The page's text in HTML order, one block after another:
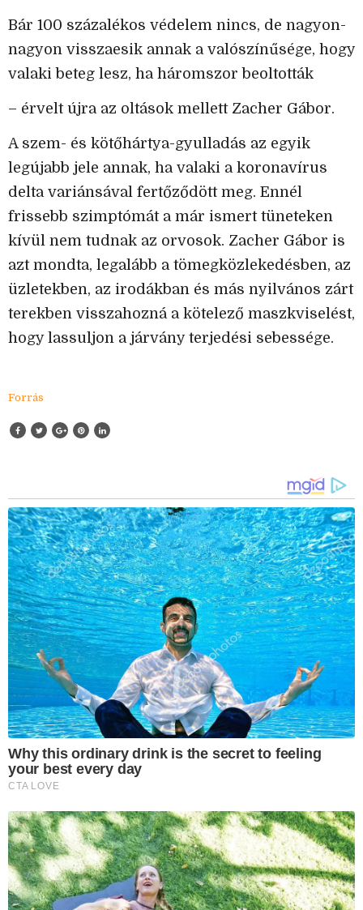
Bár 100 százalékos védelem nincs, de nagyon-
nagyon visszaesik annak a valószínűsége, hogy
valaki beteg lesz, ha háromszor beoltották
– érvelt újra az oltások mellett Zacher Gábor.
A szem- és kötőhártya-gyulladás az egyik
legújabb jele annak, ha valaki a koronavírus
delta variánsával fertőződött meg. Ennél
frissebb szimptómát a már ismert tüneteken
kívül nem tudnak az orvosok. Zacher Gábor is
azt mondta, legalább a tömegközlekedésben, az
üzletekben, az irodákban és más nyilvános zárt
terekben visszahozná a kötelező maszkviselést,
hogy lassuljon a járvány terjedési sebessége.
Forrás
Why this ordinary drink is the secret to feeling
your best every day
CTA LOVE